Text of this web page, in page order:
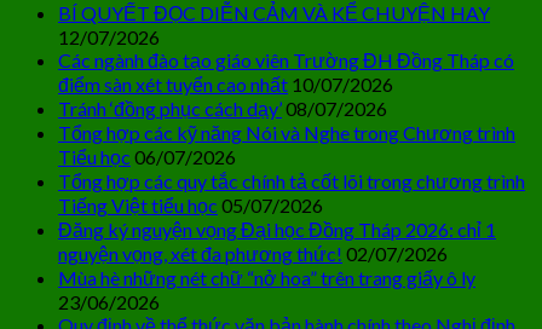
BÍ QUYẾT ĐỌC DIỄN CẢM VÀ KỂ CHUYỆN HAY
12/07/2026
Các ngành đào tạo giáo viên Trường ĐH Đồng Tháp có
điểm sàn xét tuyển cao nhất 10/07/2026
Tránh ‘đồng phục cách dạy’08/07/2026
Tổng hợp các kỹ năng Nói và Nghe trong Chương trình
Tiểu học 06/07/2026
Tổng hợp các quy tắc chính tả cốt lõi trong chương trình
Tiếng Việt tiểu học 05/07/2026
Đăng ký nguyện vọng Đại học Đồng Tháp 2026: chỉ 1
nguyện vọng, xét đa phương thức! 02/07/2026
Mùa hè những nét chữ “nở hoa” trên trang giấy ô ly
23/06/2026